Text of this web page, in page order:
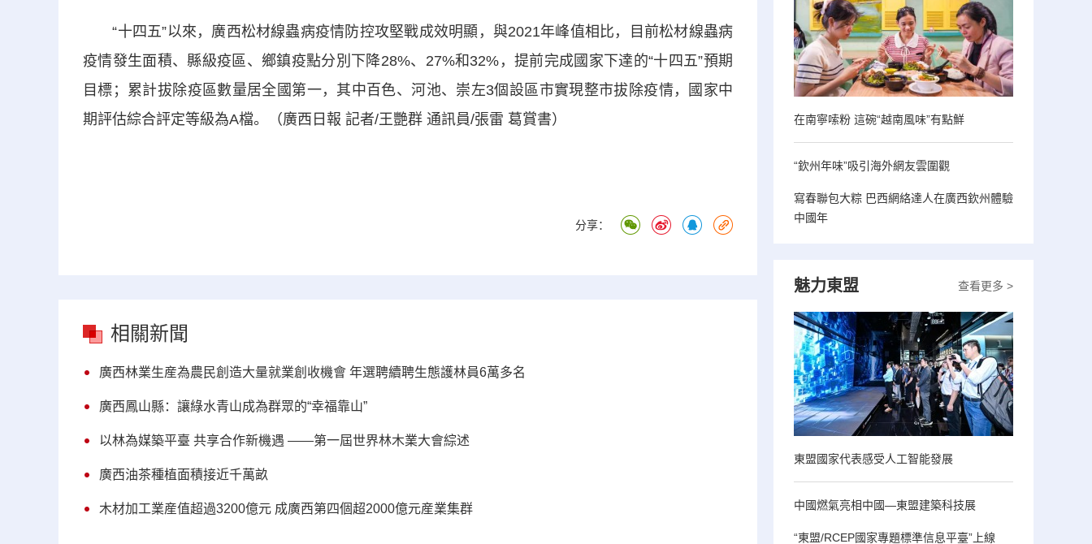
“十四五”以來，廣西松材線蟲病疫情防控攻堅戰成效明顯，與2021年峰值相比，目前松材線蟲病
疫情發生面積、縣級疫區、鄉鎮疫點分別下降28%、27%和32%，提前完成國家下達的“十四五”預期
目標；累計拔除疫區數量居全國第一，其中百色、河池、崇左3個設區市實現整市拔除疫情，國家中
期評估綜合評定等級為A檔。（廣西日報 記者/王艷群 通訊員/張雷 葛賞書）
分享：
相關新聞
廣西林業生産為農民創造大量就業創收機會 年選聘續聘生態護林員6萬多名
廣西鳳山縣：讓綠水青山成為群眾的“幸福靠山”
以林為媒築平臺 共享合作新機遇 ——第一屆世界林木業大會綜述
廣西油茶種植面積接近千萬畝
木材加工業産值超過3200億元 成廣西第四個超2000億元産業集群
在南寧嗦粉 這碗“越南風味”有點鮮
“欽州年味”吸引海外網友雲圍觀
寫春聯包大粽 巴西網絡達人在廣西欽州體驗
中國年
查看更多 >
魅力東盟
東盟國家代表感受人工智能發展
中國燃氣亮相中國—東盟建築科技展
“東盟/RCEP國家專題標準信息平臺”上線